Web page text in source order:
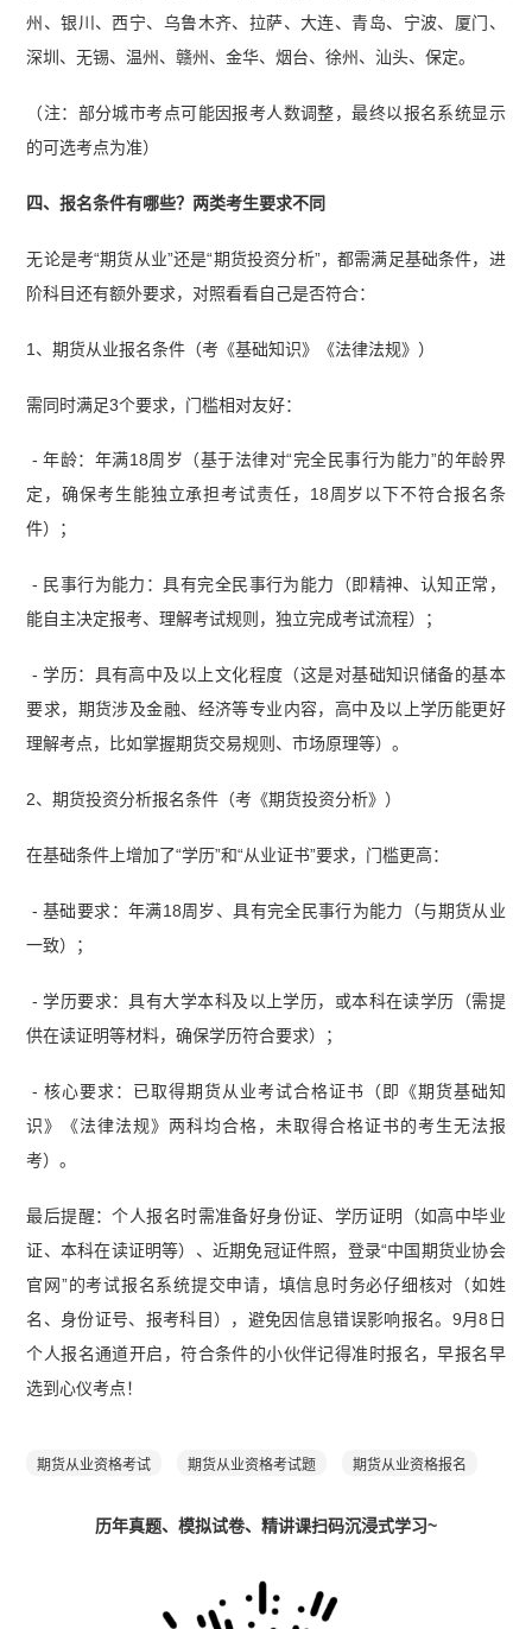
州、银川、西宁、乌鲁木齐、拉萨、大连、青岛、宁波、厦门、
深圳、无锡、温州、赣州、金华、烟台、徐州、汕头、保定。
（注：部分城市考点可能因报考人数调整，最终以报名系统显示
的可选考点为准）
四、报名条件有哪些？两类考生要求不同
无论是考“期货从业”还是“期货投资分析”，都需满足基础条件，进
阶科目还有额外要求，对照看看自己是否符合：
1、期货从业报名条件（考《基础知识》《法律法规》）
需同时满足3个要求，门槛相对友好：
- 年龄：年满18周岁（基于法律对“完全民事行为能力”的年龄界
定，确保考生能独立承担考试责任，18周岁以下不符合报名条
件）；
- 民事行为能力：具有完全民事行为能力（即精神、认知正常，
能自主决定报考、理解考试规则，独立完成考试流程）；
- 学历：具有高中及以上文化程度（这是对基础知识储备的基本
要求，期货涉及金融、经济等专业内容，高中及以上学历能更好
理解考点，比如掌握期货交易规则、市场原理等）。
2、期货投资分析报名条件（考《期货投资分析》）
在基础条件上增加了“学历”和“从业证书”要求，门槛更高：
- 基础要求：年满18周岁、具有完全民事行为能力（与期货从业
一致）；
- 学历要求：具有大学本科及以上学历，或本科在读学历（需提
供在读证明等材料，确保学历符合要求）；
- 核心要求：已取得期货从业考试合格证书（即《期货基础知
识》《法律法规》两科均合格，未取得合格证书的考生无法报
考）。
最后提醒：个人报名时需准备好身份证、学历证明（如高中毕业
证、本科在读证明等）、近期免冠证件照，登录“中国期货业协会
官网”的考试报名系统提交申请，填信息时务必仔细核对（如姓
名、身份证号、报考科目），避免因信息错误影响报名。9月8日
个人报名通道开启，符合条件的小伙伴记得准时报名，早报名早
选到心仪考点！
期货从业资格考试 期货从业资格考试题 期货从业资格报名
历年真题、模拟试卷、精讲课扫码沉浸式学习~